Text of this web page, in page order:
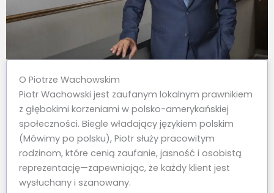
O Piotrze Wachowskim
Piotr Wachowski jest zaufanym lokalnym prawnikiem
z głębokimi korzeniami w polsko-amerykańskiej
społeczności. Biegle władający językiem polskim
(Mówimy po polsku), Piotr służy pracowitym
rodzinom, które cenią zaufanie, jasność i osobistą
reprezentację—zapewniając, że każdy klient jest
wysłuchany i szanowany.